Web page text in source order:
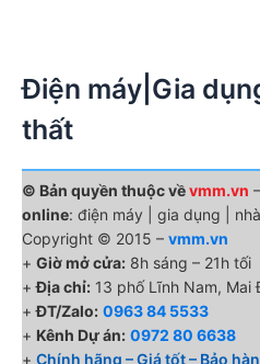
Điện máy|Gia
thất
© Bản quyền thuộc vềvmm.vn
online: điện máy | gia dụng |
Copyright © 2015 – vmm.vn
+ Giờ mở cửa: 8h sáng – 21h tối
+Địa chỉ: 13 phố Lĩnh Nam, Mai
+ĐT/Zalo: 0963 84 5533
+ Kênh Dự án: 0972 80 6638
+ Chính hãng – Giá tốt – Bảo